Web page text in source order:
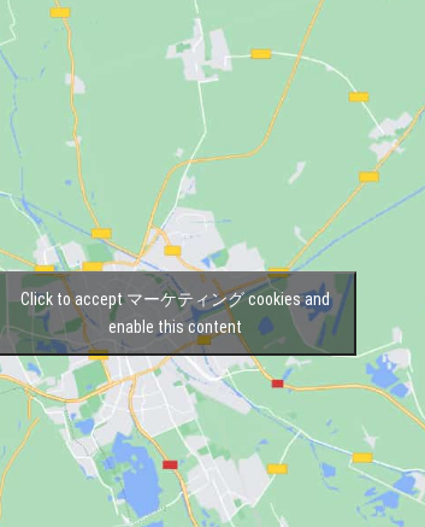
Click to accept マーケティング cookies and
enable this content